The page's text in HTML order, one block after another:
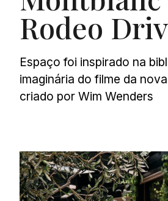
Rodeo
Espaço foi inspirado na
imaginária do filme da
criado por Wim Wenders